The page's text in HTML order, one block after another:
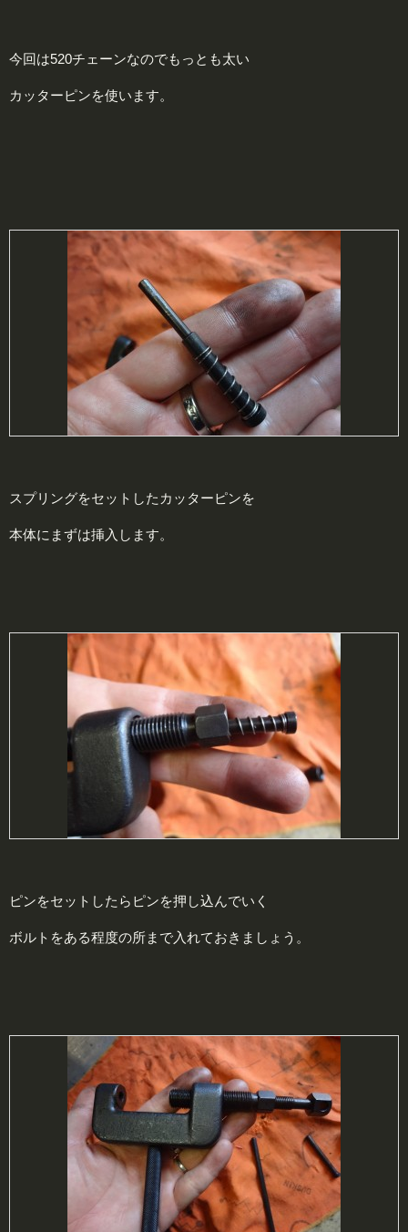
今回は520チェーンなのでもっとも太い
カッターピンを使います。
スプリングをセットしたカッターピンを
本体にまずは挿入します。
ピンをセットしたらピンを押し込んでいく
ボルトをある程度の所まで入れておきましょう。